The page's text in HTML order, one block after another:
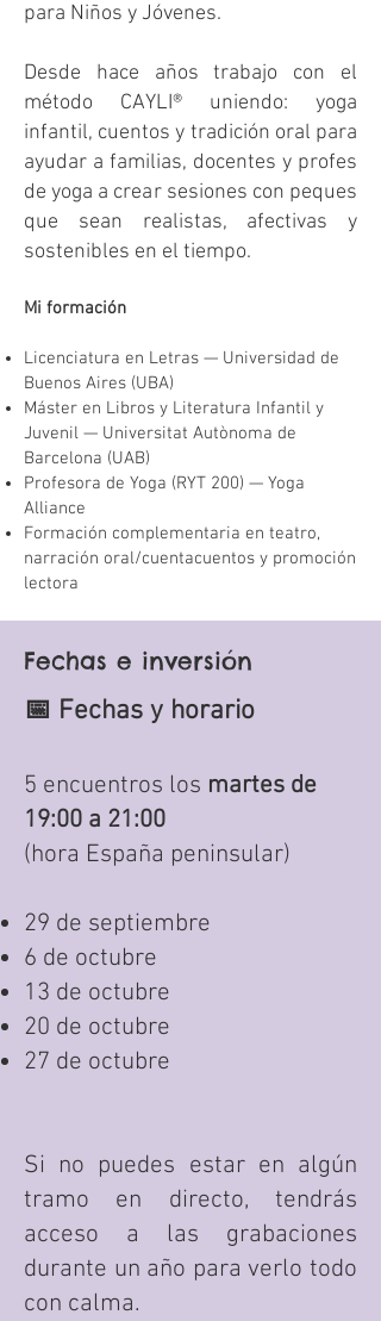
para Niños y Jóvenes.
Desde hace años trabajo con el
método CAYLI® uniendo: yoga
infantil, cuentos y tradición oral para
ayudar a familias, docentes y profes
de yoga a crear sesiones con peques
que sean realistas, afectivas y
sostenibles en el tiempo.
Mi formación
Licenciatura en Letras — Universidad de
Buenos Aires (UBA)
Máster en Libros y Literatura Infantil y
Juvenil — Universitat Autònoma de
Barcelona (UAB)
Profesora de Yoga (RYT 200) — Yoga
Alliance
Formación complementaria en teatro,
narración oral/cuentacuentos y promoción
lectora
Fechas e inversión
📅 Fechas y horario
5 encuentros los martes de
19:00 a 21:00
(hora España peninsular)
29 de septiembre
6 de octubre
13 de octubre
20 de octubre
27 de octubre
Si no puedes estar en algún
tramo en directo, tendrás
acceso a las grabaciones
durante un año para verlo todo
con calma.